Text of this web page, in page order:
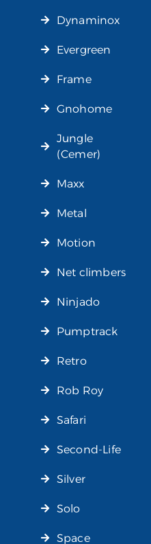
Dynaminox
Evergreen
Frame
Gnohome
Jungle
(Cemer)
Maxx
Metal
Motion
Net climbers
Ninjado
Pumptrack
Retro
Rob Roy
Safari
Second-Life
Silver
Solo
Space